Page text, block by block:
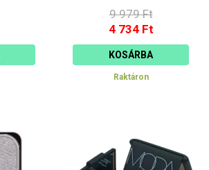
9 979 Ft
4 734 Ft
KOSÁRBA
Raktáron